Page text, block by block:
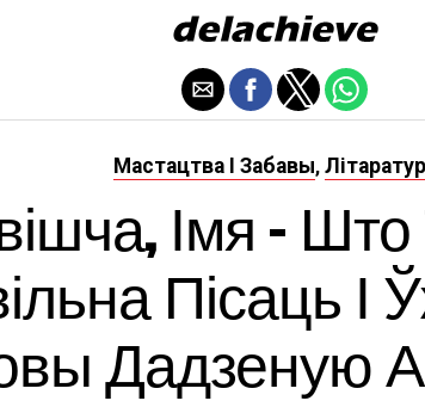
Мастацтва І Забавы,
Імя -
Пісаць І
Дадзеную